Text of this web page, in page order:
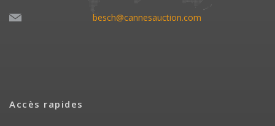
besch@cannesauction.com
Accès rapides